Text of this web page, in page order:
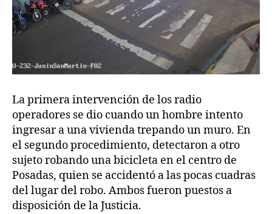
La primera intervención de los radio
operadores se dio cuando un hombre intento
ingresar a una vivienda trepando un muro. En
el segundo procedimiento, detectaron a otro
sujeto robando una bicicleta en el centro de
Posadas, quien se accidentó a las pocas cuadras
del lugar del robo. Ambos fueron puestos a
disposición de la Justicia.